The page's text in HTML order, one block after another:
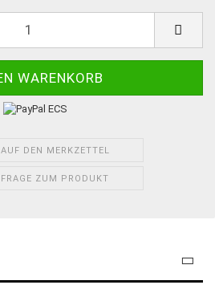
AUF DEN MERKZETTEL
FRAGE ZUM PRODUKT